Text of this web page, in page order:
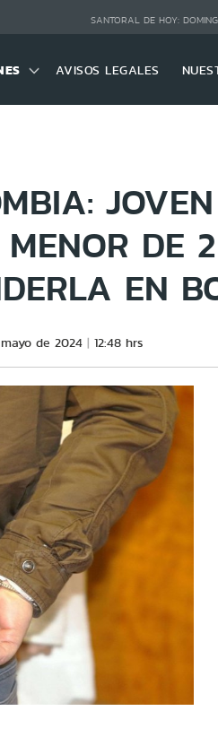
SANTORAL DE HOY:
AVISOS LEGALES
DE
EN
de 2024 12:48 hrs